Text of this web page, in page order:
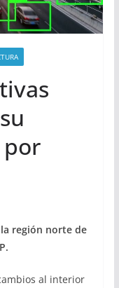
región norte de
al interior